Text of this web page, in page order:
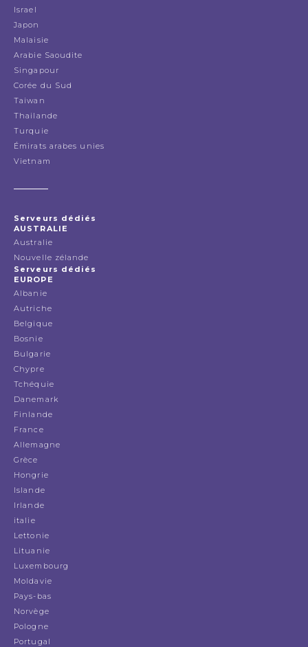
Israel
Japon
Malaisie
Arabie Saoudite
Singapour
Corée du Sud
Taiwan
Thailande
Turquie
Émirats arabes unies
Vietnam
Serveurs dédiés
AUSTRALIE
Australie
Nouvelle zélande
Serveurs dédiés
EUROPE
Albanie
Autriche
Belgique
Bosnie
Bulgarie
Chypre
Tchéquie
Danemark
Finlande
France
Allemagne
Grèce
Hongrie
Islande
Irlande
italie
Lettonie
Lituanie
Luxembourg
Moldavie
Pays-bas
Norvège
Pologne
Portugal